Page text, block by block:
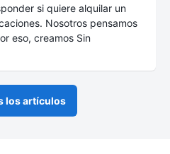
si quiere alquilar un
Nosotros pensamos
eso, creamos Sin
los artículos